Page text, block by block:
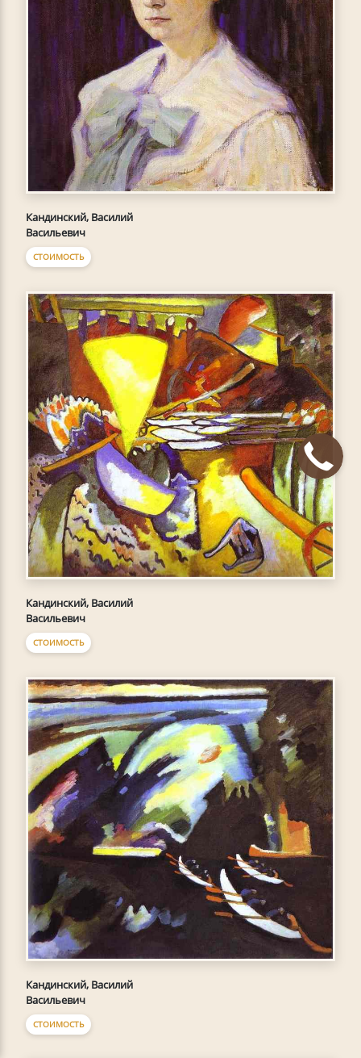
Кандинский, Василий
Васильевич
СТОИМОСТЬ
Кандинский, Василий
Васильевич
СТОИМОСТЬ
Кандинский, Василий
Васильевич
СТОИМОСТЬ